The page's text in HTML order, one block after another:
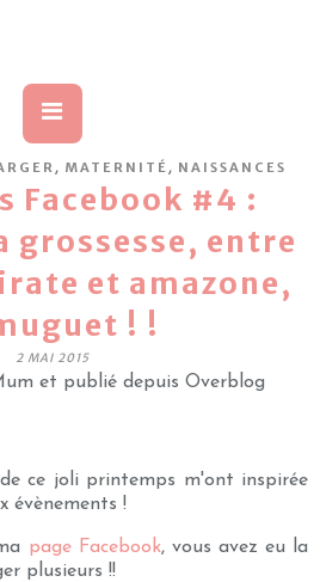
, MATERNITÉ , NAISSANCES
Facebook #4 :
grossesse, entre
et amazone,
! !
2 MAI 2015
et publié depuis Overblog
ce joli printemps m'ont inspirée
évènements !
page Facebook, vous avez eu la
plusieurs !!